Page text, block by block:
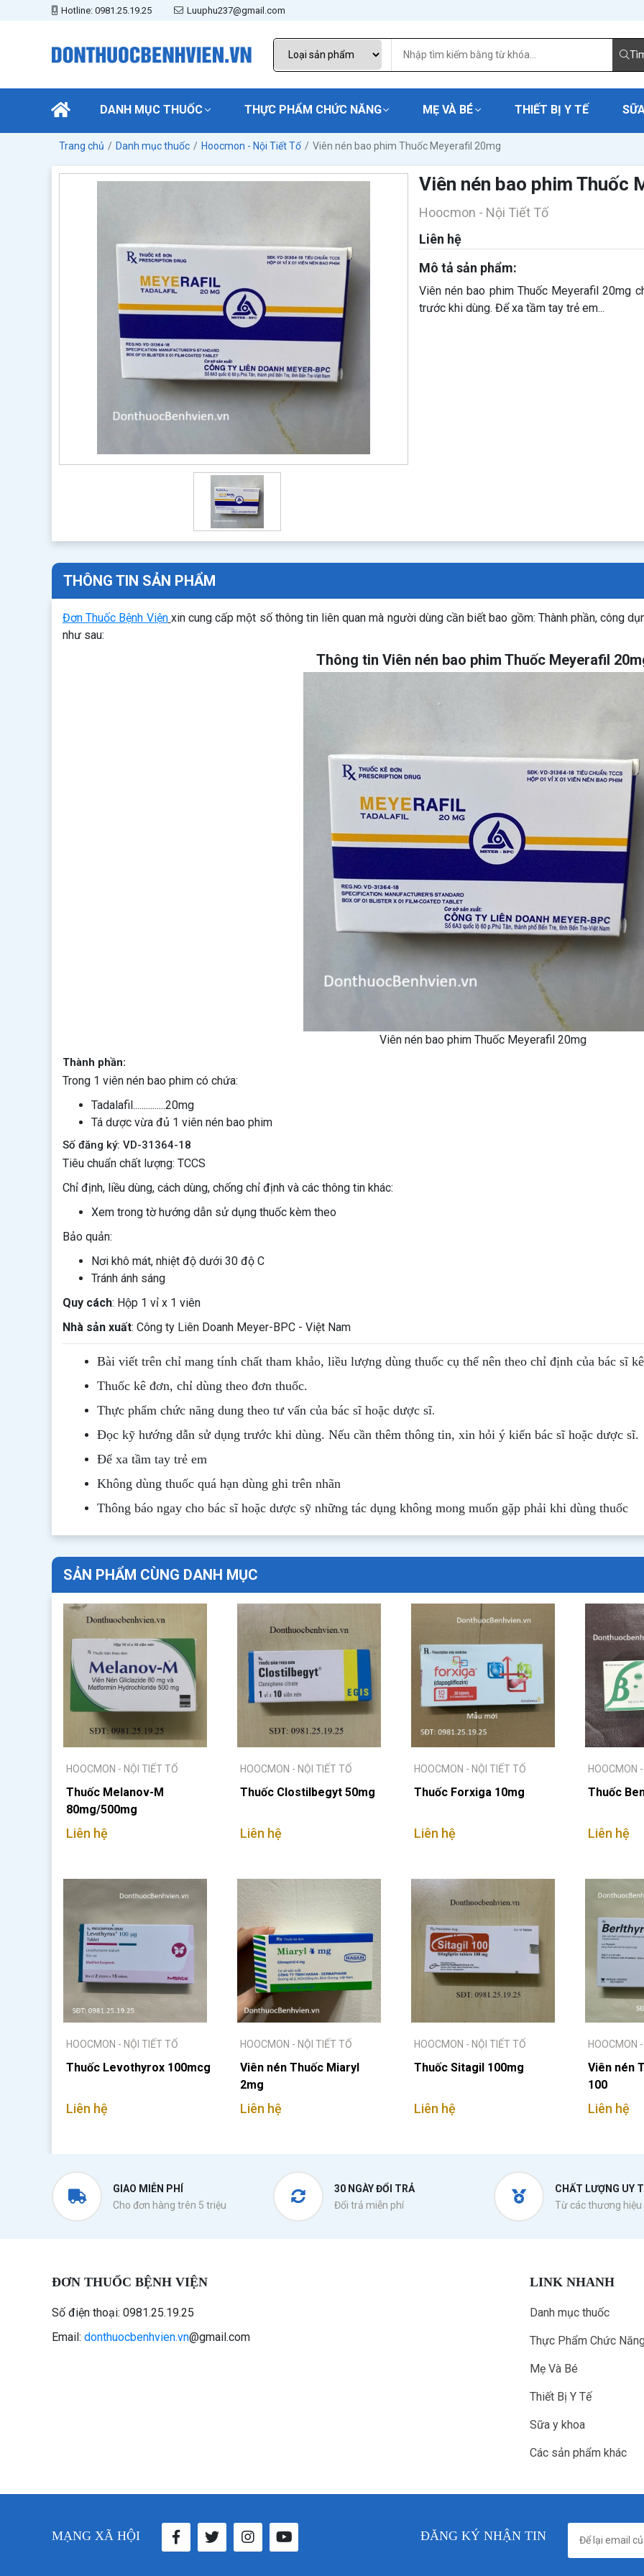
Hotline: 0981.25.19.25 Luuphu237@gmail.com
DANH MỤC THUỐC THỰC PHẨM CHỨC NĂNG MẸ VÀ BÉ THIẾT BỊ Y TẾ
Trang chủ Danh mục thuốc Hoocmon - Nội Tiết Tố Viên nén bao phim Thuốc Meyerafil 20mg
Viên nén bao phim Thuốc
Hoocmon - Nội Tiết Tố
Liên hệ
Mô tả sản phẩm:
Viên nén bao phim Thuốc Meyerafil 20mg​​​​​​​
trước khi dùng. Để xa tầm tay trẻ em...
THÔNG TIN SẢN PHẨM
Đơn Thuốc Bệnh Viện xin cung cấp một số thông tin liên quan mà người dùng cần biết bao gồm: Thành phần, công
như sau:
Thông tin Viên nén bao phim Thuốc Meyerafil
Viên nén bao phim Thuốc Meyerafil 20mg
Thành phần:
Trong 1 viên nén bao phim có chứa:
Tadalafil...............20mg
Tá dược vừa đủ 1 viên nén bao phim
Số đăng ký: VD-31364-18
Tiêu chuẩn chất lượng: TCCS
Chỉ định, liều dùng, cách dùng, chống chỉ định và các thông tin khác:
Xem trong tờ hướng dẫn sử dụng thuốc kèm theo
Bảo quản:
Nơi khô mát, nhiệt độ dưới 30 độ C
Tránh ánh sáng
Quy cách: Hộp 1 vỉ x 1 viên
Nhà sản xuất: Công ty Liên Doanh Meyer-BPC - Việt Nam
Bài viết trên chỉ mang tính chất tham khảo, liều lượng dùng thuốc cụ thể nên theo chỉ định của bác sĩ
Thuốc kê đơn, chỉ dùng theo đơn thuốc.
Thực phẩm chức năng dung theo tư vấn của bác sĩ hoặc dược sĩ.
Đọc kỹ hướng dẫn sử dụng trước khi dùng. Nếu cần thêm thông tin, xin hỏi ý kiến bác sĩ hoặc dược sĩ.
Để xa tầm tay trẻ em
Không dùng thuốc quá hạn dùng ghi trên nhãn
Thông báo ngay cho bác sĩ hoặc dược sỹ những tác dụng không mong muốn gặp phải khi dùng thuốc
SẢN PHẨM CÙNG DANH MỤC
HOOCMON - NỘI TIẾT TỐ
Thuốc Melanov-M
80mg/500mg
Liên hệ
HOOCMON - NỘI TIẾT TỐ
Thuốc Clostilbegyt 50mg
Liên hệ
HOOCMON - NỘI TIẾT TỐ
Thuốc Forxiga 10mg
Liên hệ
HOOCMON
Thuốc
Liên hệ
HOOCMON - NỘI TIẾT TỐ
Thuốc Levothyrox 100mcg
Liên hệ
HOOCMON - NỘI TIẾT TỐ
Viên nén Thuốc Miaryl
2mg
Liên hệ
HOOCMON - NỘI TIẾT TỐ
Thuốc Sitagil 100mg
Liên hệ
HOOCMON
Viên nén
100
Liên hệ
GIAO MIỄN PHÍ
Cho đơn hàng trên 5 triệu
30 NGÀY ĐỔI TRẢ
Đổi trả miễn phí
CHẤT LƯỢNG UY
Từ các thương hiệu
ĐƠN THUỐC BỆNH VIỆN
Số điện thoại: 0981.25.19.25
Email: donthuocbenhvien.vn@gmail.com
LINK NHANH
Danh mục thuốc
Thực Phẩm Chức
Mẹ Và Bé
Thiết Bị Y Tế
Sữa y khoa
Các sản phẩm khác
MẠNG XÃ HỘI ĐĂNG KÝ NHẬN TIN